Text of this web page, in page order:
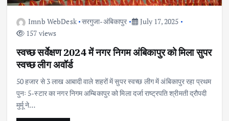
Imnb WebDesk सरगुजा-अंबिकापुर
July 17, 2025
157 views
स्वच्छ सर्वेक्षण 2024 में नगर निगम अंबिकापुर को मिला सुपर
स्वच्छ लीग अवॉर्ड
50 हजार से 3 लाख आबादी वाले शहरों में सुपर स्वच्छ लीग में अंबिकापुर रहा प्रथम
पुनः 5-स्टार का नगर निगम अम्बिकापुर को मिला दर्जा राष्ट्रपति श्रीमती द्रौपदी
मुर्मू ने…